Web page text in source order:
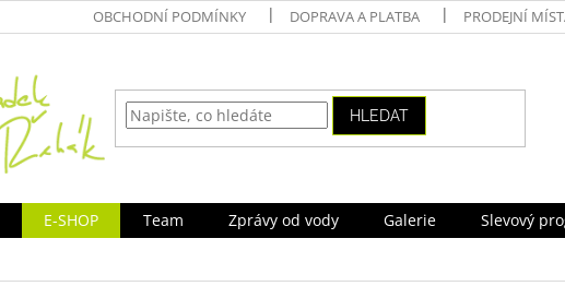
OBCHODNÍ PODMÍNKY DOPRAVA A PLATBA PRODEJNÍ
HLEDAT
E-SHOP Team Zprávy od vody Galerie Slevový